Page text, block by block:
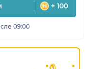
+ 100
09:00